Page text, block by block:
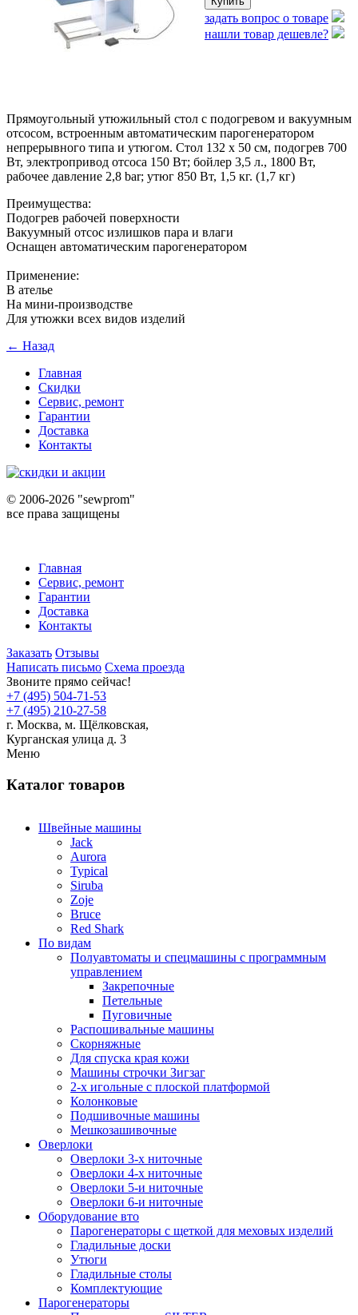
задать вопрос о товаре
нашли товар дешевле?
Прямоугольный утюжильный стол с подогревом и вакуумным
отсосом, встроенным автоматическим парогенератором
непрерывного типа и утюгом. Стол 132 х 50 см, подогрев 700
Вт, электропривод отсоса 150 Вт; бойлер 3,5 л., 1800 Вт,
рабочее давление 2,8 bar; утюг 850 Вт, 1,5 кг. (1,7 кг)
Преимущества:
Подогрев рабочей поверхности
Вакуумный отсос излишков пара и влаги
Оснащен автоматическим парогенератором
Применение:
В ателье
На мини-производстве
Для утюжки всех видов изделий
← Назад
Главная
Скидки
Сервис, ремонт
Гарантии
Доставка
Контакты
© 2006-2026 "sewprom"
все права защищены
Главная
Сервис, ремонт
Гарантии
Доставка
Контакты
Заказать Отзывы
Написать письмо Схема проезда
Звоните прямо сейчас!
+7 (495) 504-71-53
+7 (495) 210-27-58
г. Москва, м. Щёлковская,
Курганская улица д. 3
Меню
Каталог товаров
Швейные машины
Jack
Aurora
Typical
Siruba
Zoje
Bruce
Red Shark
По видам
Полуавтоматы и спецмашины с программным
управлением
Закрепочные
Петельные
Пуговичные
Распошивальные машины
Скорняжные
Для спуска края кожи
Машины строчки Зигзаг
2-х игольные с плоской платформой
Колонковые
Подшивочные машины
Мешкозашивочные
Оверлоки
Оверлоки 3-х ниточные
Оверлоки 4-х ниточные
Оверлоки 5-и ниточные
Оверлоки 6-и ниточные
Оборудование вто
Парогенераторы с щеткой для меховых изделий
Гладильные доски
Утюги
Гладильные столы
Комплектующие
Парогенераторы